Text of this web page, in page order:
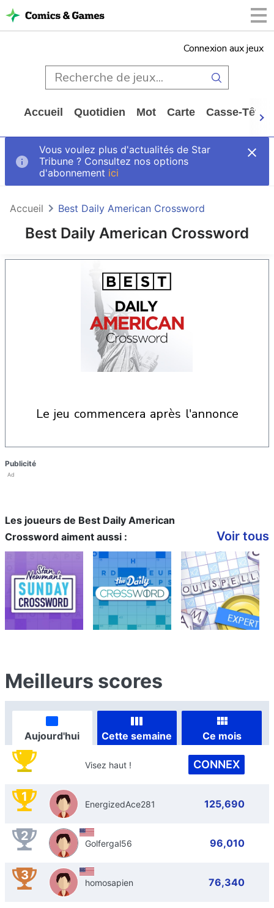
Connexion aux jeux
Accueil Quotidien Mot Carte Casse-Tête
Vous voulez plus d'actualités de Star
Tribune ? Consultez nos options
d'abonnement ici
Best Daily American Crossword
Accueil Best Daily American Crossword
le jeu commencera après l'annonce
Publicité
Ad
Les joueurs de Best Daily American
Crossword aiment aussi :
Voir tous
Meilleurs scores
Aujourd'hui Cette semaine Ce mois
Visez haut ! CONNEX
1 EnergizedAce281 125,690
2 Golfergal56 96,010
3 homosapien 76,340